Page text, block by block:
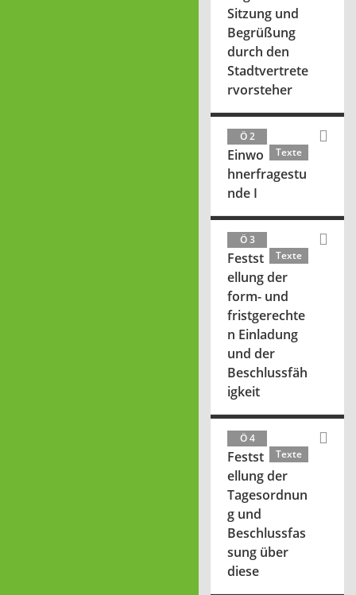
Sitzung und
Begrüßung
durch den
Stadtvertrete
rvorsteher
Ö 2
Texte
Einwo
hnerfragestu
nde I
Ö 3
Texte
Festst
ellung der
form- und
fristgerechte
n Einladung
und der
Beschlussfäh
igkeit
Ö 4
Texte
Festst
ellung der
Tagesordnun
g und
Beschlussfas
sung über
diese